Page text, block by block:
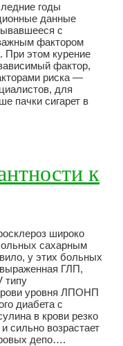
годы
данные
с
фактором
При этом курение
фактор,
риска —
для
пачки сигарет в
к
широко
сахарным
у этих больных
ГЛП,
типу
уровня ЛПОНП
диабета с
в крови резко
сильно возрастает
депо….